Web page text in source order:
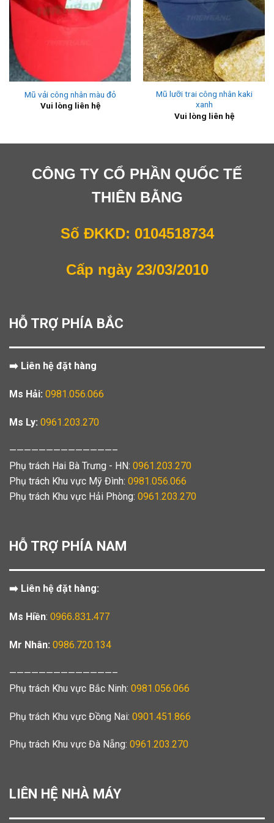
Mũ vải công nhân màu đỏ
Vui lòng liên hệ
Mũ lưỡi trai công nhân kaki
xanh
Vui lòng liên hệ
CÔNG TY CỔ PHẦN QUỐC TẾ
THIÊN BẰNG
Số ĐKKD: 0104518734
Cấp ngày 23/03/2010
HỖ TRỢ PHÍA BẮC
➡️ Liên hệ đặt hàng
Ms Hải: 0981.056.066
Ms Ly: 0961.203.270
——————————————–
Phụ trách Hai Bà Trưng - HN: 0961.203.270
Phụ trách Khu vực Mỹ Đình: 0981.056.066
Phụ trách Khu vực Hải Phòng: 0961.203.270
HỖ TRỢ PHÍA NAM
➡️ Liên hệ đặt hàng:
Ms Hiền: 0966.831.477
Mr Nhân: 0986.720.134
——————————————–
Phụ trách Khu vực Bắc Ninh: 0981.056.066
Phụ trách Khu vực Đồng Nai: 0901.451.866
Phụ trách Khu vực Đà Nẵng: 0961.203.270
LIÊN HỆ NHÀ MÁY